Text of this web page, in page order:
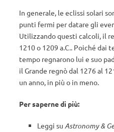
In generale, le eclissi solari
punti fermi per datare gli
Utilizzando questi calcoli, il
1210 o 1209 a.C.. Poiché dai
tempo regnarono lui e suo
il Grande regnò dal 1276 al
un anno, in più o in meno.
Per saperne di più:
Leggi su Astronomy &